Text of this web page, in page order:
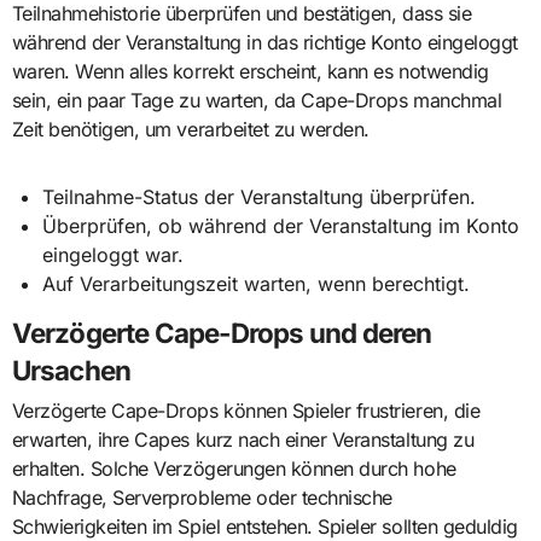
Teilnahmehistorie überprüfen und bestätigen, dass sie
während der Veranstaltung in das richtige Konto eingeloggt
waren. Wenn alles korrekt erscheint, kann es notwendig
sein, ein paar Tage zu warten, da Cape-Drops manchmal
Zeit benötigen, um verarbeitet zu werden.
Teilnahme-Status der Veranstaltung überprüfen.
Überprüfen, ob während der Veranstaltung im Konto
eingeloggt war.
Auf Verarbeitungszeit warten, wenn berechtigt.
Verzögerte Cape-Drops und deren
Ursachen
Verzögerte Cape-Drops können Spieler frustrieren, die
erwarten, ihre Capes kurz nach einer Veranstaltung zu
erhalten. Solche Verzögerungen können durch hohe
Nachfrage, Serverprobleme oder technische
Schwierigkeiten im Spiel entstehen. Spieler sollten geduldig